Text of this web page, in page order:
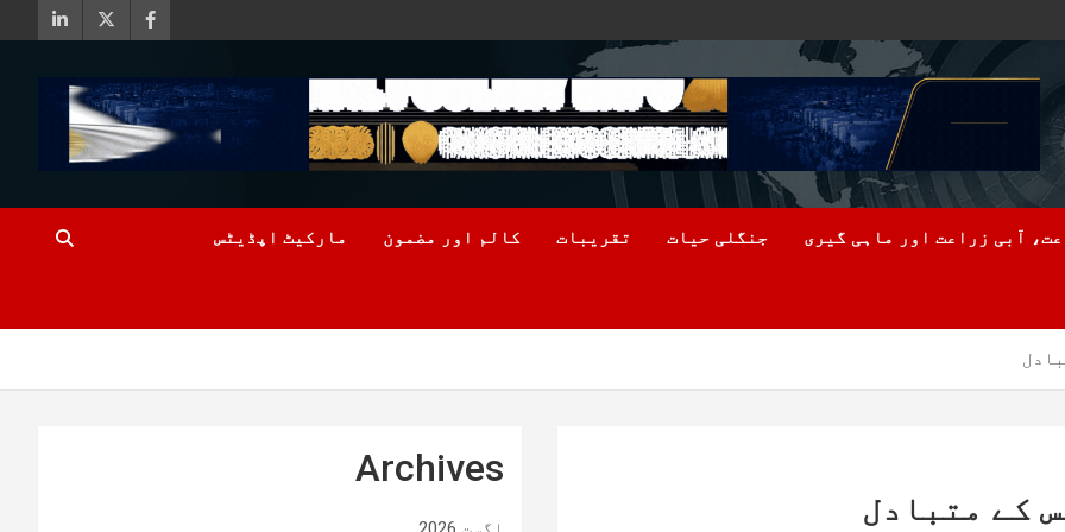
آبی زراعت اور ماہی گیری جنگلی حیات تقریبات کالم اور مضمون مارکیٹ اپڈیٹس
کے متبادل
Archives